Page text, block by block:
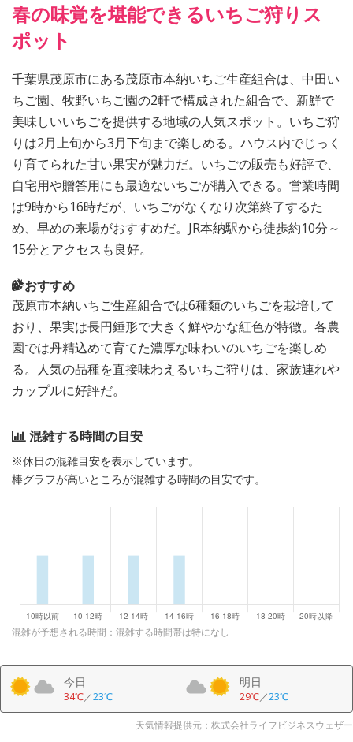
春の味覚を堪能できるいちご狩りス
ポット
千葉県茂原市にある茂原市本納いちご生産組合は、中田い
ちご園、牧野いちご園の2軒で構成された組合で、新鮮で
美味しいいちごを提供する地域の人気スポット。いちご狩
りは2月上旬から3月下旬まで楽しめる。ハウス内でじっく
り育てられた甘い果実が魅力だ。いちごの販売も好評で、
自宅用や贈答用にも最適ないちごが購入できる。営業時間
は9時から16時だが、いちごがなくなり次第終了するた
め、早めの来場がおすすめだ。JR本納駅から徒歩約10分～
15分とアクセスも良好。
おすすめ
茂原市本納いちご生産組合では6種類のいちごを栽培して
おり、果実は長円錘形で大きく鮮やかな紅色が特徴。各農
園では丹精込めて育てた濃厚な味わいのいちごを楽しめ
る。人気の品種を直接味わえるいちご狩りは、家族連れや
カップルに好評だ。
混雑する時間の目安
※休日の混雑目安を表示しています。
棒グラフが高いところが混雑する時間の目安です。
混雑が予想される時間：混雑する時間帯は特になし
今日
34℃／23℃
明日
29℃／23℃
天気情報提供元：株式会社ライフビジネスウェザー